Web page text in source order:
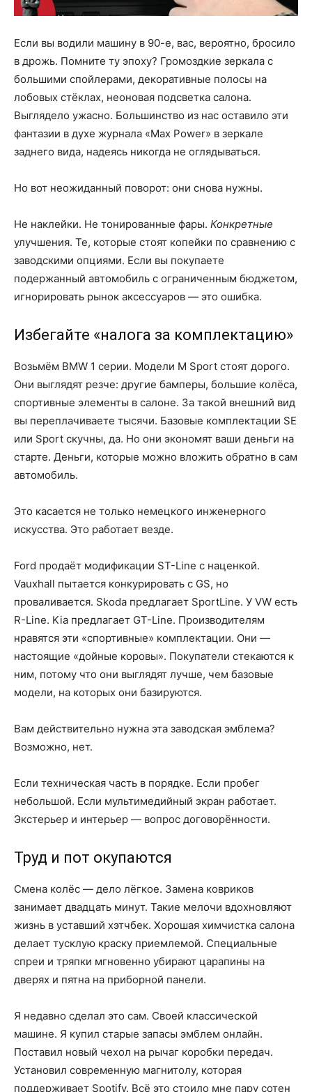
Если вы водили машину в 90-е, вас, вероятно, бросило
в дрожь. Помните ту эпоху? Громоздкие зеркала с
большими спойлерами, декоративные полосы на
лобовых стёклах, неоновая подсветка салона.
Выглядело ужасно. Большинство из нас оставило эти
фантазии в духе журнала «Max Power» в зеркале
заднего вида, надеясь никогда не оглядываться.
Но вот неожиданный поворот: они снова нужны.
Не наклейки. Не тонированные фары. Конкретные
улучшения. Те, которые стоят копейки по сравнению с
заводскими опциями. Если вы покупаете
подержанный автомобиль с ограниченным бюджетом,
игнорировать рынок аксессуаров — это ошибка.
Избегайте «налога за комплектацию»
Возьмём BMW 1 серии. Модели M Sport стоят дорого.
Они выглядят резче: другие бамперы, большие колёса,
спортивные элементы в салоне. За такой внешний вид
вы переплачиваете тысячи. Базовые комплектации SE
или Sport скучны, да. Но они экономят ваши деньги на
старте. Деньги, которые можно вложить обратно в сам
автомобиль.
Это касается не только немецкого инженерного
искусства. Это работает везде.
Ford продаёт модификации ST-Line с наценкой.
Vauxhall пытается конкурировать с GS, но
проваливается. Skoda предлагает SportLine. У VW есть
R-Line. Kia предлагает GT-Line. Производителям
нравятся эти «спортивные» комплектации. Они —
настоящие «дойные коровы». Покупатели стекаются к
ним, потому что они выглядят лучше, чем базовые
модели, на которых они базируются.
Вам действительно нужна эта заводская эмблема?
Возможно, нет.
Если техническая часть в порядке. Если пробег
небольшой. Если мультимедийный экран работает.
Экстерьер и интерьер — вопрос договорённости.
Труд и пот окупаются
Смена колёс — дело лёгкое. Замена ковриков
занимает двадцать минут. Такие мелочи вдохновляют
жизнь в уставший хэтчбек. Хорошая химчистка салона
делает тусклую краску приемлемой. Специальные
спреи и тряпки мгновенно убирают царапины на
дверях и пятна на приборной панели.
Я недавно сделал это сам. Своей классической
машине. Я купил старые запасы эмблем онлайн.
Поставил новый чехол на рычаг коробки передач.
Установил современную магнитолу, которая
поддерживает Spotify. Всё это стоило мне пару сотен